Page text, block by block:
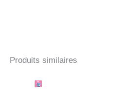
Produits similaires